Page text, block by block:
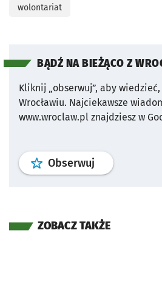
wolontariat
BĄDŹ NA BIEŻĄCO Z
Kliknij „obserwuj”, aby
Wrocławiu. Najciekawsze
www.wroclaw.pl znajdziesz w
Obserwuj profil
ZOBACZ TAKŻE